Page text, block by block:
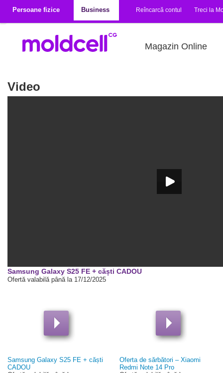
Persoane fizice
Business Reîncarcă contul Treci la
Magazin Online
Video
Samsung Galaxy S25 FE + căști CADOU
Ofertă valabilă până la 17/12/2025
Samsung Galaxy S25 FE + căști
CADOU
Oferta de sărbători – Xiaomi
Redmi Note 14 Pro